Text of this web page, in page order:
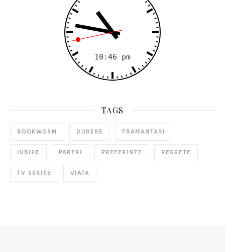
TAGS
BOOKWORM DURERE FRAMANTARI
IUBIRE PARERI PREFERINTE REGRETE
TV SERIES VIATA